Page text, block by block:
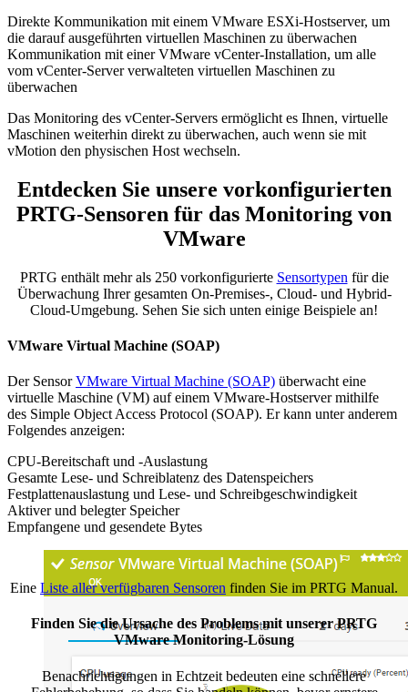
Direkte Kommunikation mit einem VMware ESXi-Hostserver, um
die darauf ausgeführten virtuellen Maschinen zu überwachen
Kommunikation mit einer VMware vCenter-Installation, um alle
vom vCenter-Server verwalteten virtuellen Maschinen zu
überwachen
Das Monitoring des vCenter-Servers ermöglicht es Ihnen, virtuelle
Maschinen weiterhin direkt zu überwachen, auch wenn sie mit
vMotion den physischen Host wechseln.
Entdecken Sie unsere vorkonfigurierten
PRTG-Sensoren für das Monitoring von
VMware
PRTG enthält mehr als 250 vorkonfigurierte Sensortypen für die
Überwachung Ihrer gesamten On-Premises-, Cloud- und Hybrid-
Cloud-Umgebung. Sehen Sie sich unten einige Beispiele an!
VMware Virtual Machine (SOAP)
Der SensorVMware Virtual Machine (SOAP) überwacht eine
virtuelle Maschine (VM) auf einem VMware-Hostserver mithilfe
des Simple Object Access Protocol (SOAP). Er kann unter anderem
Folgendes anzeigen:
CPU-Bereitschaft und -Auslastung
Gesamte Lese- und Schreiblatenz des Datenspeichers
Festplattenauslastung und Lese- und Schreibgeschwindigkeit
Aktiver und belegter Speicher
Empfangene und gesendete Bytes
Eine Liste aller verfügbaren Sensoren finden Sie im PRTG Manual.
Finden Sie die Ursache des Problems mit unserer PRTG
VMware Monitoring-Lösung
Benachrichtigungen in Echtzeit bedeuten eine schnellere